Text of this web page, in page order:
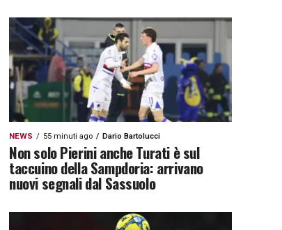
NEWS 55 minuti ago Dario Bartolucci
Non solo Pierini anche Turati è sul
taccuino della Sampdoria: arrivano
nuovi segnali dal Sassuolo